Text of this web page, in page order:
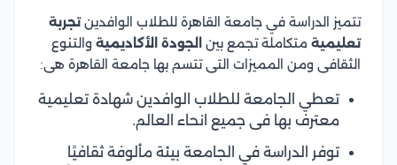
تتميز الدراسة في جامعة القاهرة للطلاب الوافدينتجربة
تعليمية متكاملة تجمع بين الجودة الأكاديمية والتنوع
الثقافى ومن المميزات التى تتسم بها جامعة القاهرة هى:
تعطي الجامعة للطلاب الوافدين شهادة تعليمية
معترف بها فى جميع انحاء العالم.
توفر الدراسة في الجامعة بيئة مألوفة ثقافيًا